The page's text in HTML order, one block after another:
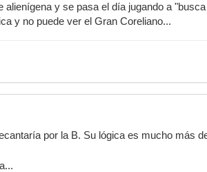
y se pasa el día jugando a
y no puede ver el Gran Coreliano...
por la B. Su lógica es mucho más